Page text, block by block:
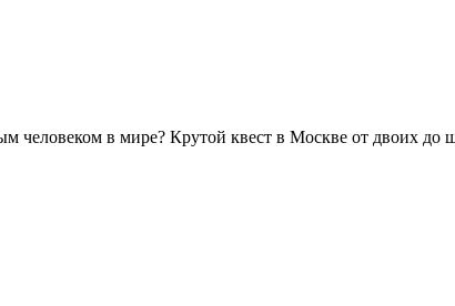
человеком в мире? Крутой квест в Москве от двоих до